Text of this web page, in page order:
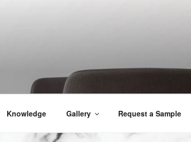
Knowledge Gallery Request a Sample